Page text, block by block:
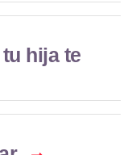
hija te